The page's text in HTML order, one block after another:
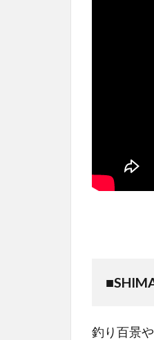
■
釣り百景